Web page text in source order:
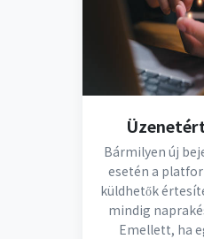
Bármilyen új
esetén a
küldhetők
mindig
Emellett, ha